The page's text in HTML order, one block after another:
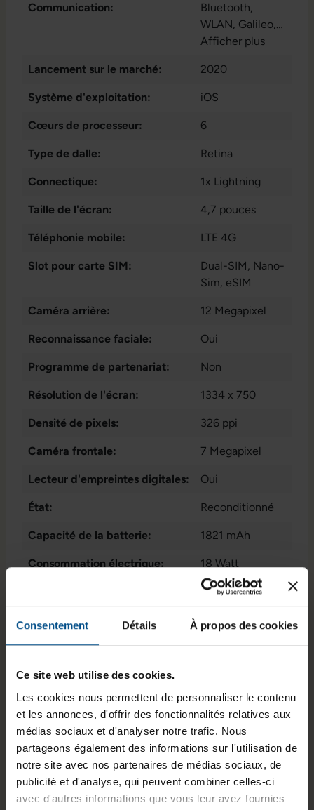
Consentement Détails À propos des cookies
Ce site web utilise des cookies.
Les cookies nous permettent de personnaliser le contenu
et les annonces, d'offrir des fonctionnalités relatives aux
médias sociaux et d'analyser notre trafic. Nous
partageons également des informations sur l'utilisation de
notre site avec nos partenaires de médias sociaux, de
publicité et d'analyse, qui peuvent combiner celles-ci
avec d'autres informations que vous leur avez fournies
Communication: Bluetooth,
WLAN, Galileo,
GPS, NFC,
Beidou
QZSS
Afficher plus
Lancement sur le marché: 2020
Système d'exploitation: iOS
Cœurs de processeur: 6
Type de dalle: Retina
Connectique: 1x Lightning
Taille de l'écran: 4,7 pouces
Téléphonie mobile: LTE 4G
Slot pour carte SIM: Dual-SIM, Nano-
Sim, eSIM
Caméra arrière: 12 Megapixel
Reconnaissance faciale: Oui
Programme de partenariat: Non
Résolution de l'écran: 1334 x 750
Densité de pixels: 326 ppi
Caméra frontale: 7 Megapixel
Lecteur d'empreintes digitales: Oui
État: Reconditionné
Capacité de la batterie: 1821 mAh
Consommation électrique: 18 Watt
60 Hz
Type de batterie: Batterie Li-Ion
Mémoire vive: 3 GB
Processeur:
@ 1,8 GHz
GTIN/EAN : 0194252145814
Dimensions (L x l x H) :
138,4 x 67,3 x
7,3 mm
Poids : 0,148 kg